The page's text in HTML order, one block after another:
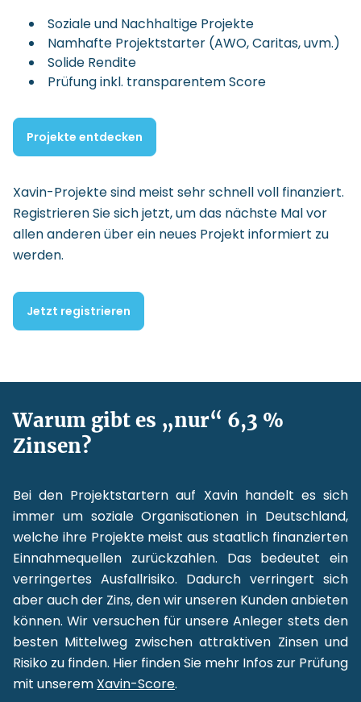
Soziale und Nachhaltige Projekte
Namhafte Projektstarter (AWO, Caritas, uvm.)
Solide Rendite
Prüfung inkl. transparentem Score
Projekte entdecken
Xavin-Projekte sind meist sehr schnell voll finanziert.
Registrieren Sie sich jetzt, um das nächste Mal vor
allen anderen über ein neues Projekt informiert zu
werden.
Jetzt registrieren
Warum gibt es „nur“ 6,3 %
Zinsen?
Bei den Projektstartern auf Xavin handelt es sich
immer um soziale Organisationen in Deutschland,
welche ihre Projekte meist aus staatlich finanzierten
Einnahmequellen zurückzahlen. Das bedeutet ein
verringertes Ausfallrisiko. Dadurch verringert sich
aber auch der Zins, den wir unseren Kunden anbieten
können. Wir versuchen für unsere Anleger stets den
besten Mittelweg zwischen attraktiven Zinsen und
Risiko zu finden. Hier finden Sie mehr Infos zur Prüfung
mit unserem Xavin-Score.